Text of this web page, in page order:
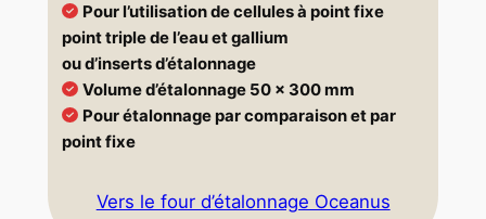
Pour l’utilisation de cellules à point fixe
point triple de l’eau et gallium
ou d’inserts d’étalonnage
Volume d’étalonnage 50 x 300 mm
Pour étalonnage par comparaison et par
point fixe
Vers le four d’étalonnage Oceanus